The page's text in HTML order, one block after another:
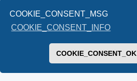
COOKIE_CONSENT_MSG
COOKIE_CONSENT_INFO
COOKIE_CONSENT_OK